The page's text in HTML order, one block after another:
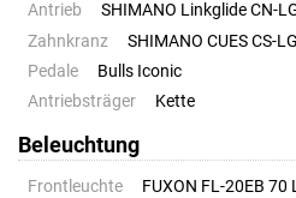
Antrieb
SHIMANO Linkglide CN-
Zahnkranz
SHIMANO CUES CS-
Pedale
Bulls Iconic
Antriebsträger
Kette
Beleuchtung
Frontleuchte
FUXON FL-20EB 70